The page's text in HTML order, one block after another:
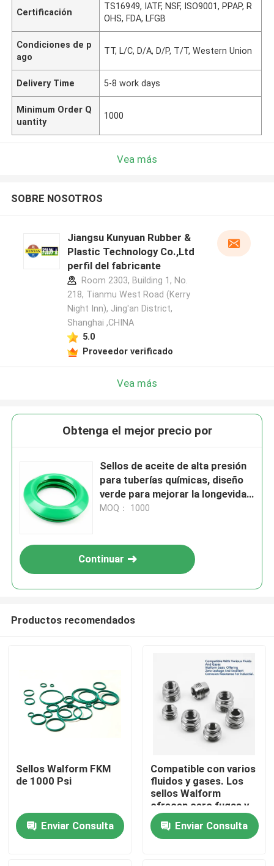
Inicio
Productos
Certificación
TS16949, IATF, NSF, ISO9001, PPAP, R
OHS, FDA, LFGB
Condiciones de p
ago
TT, L/C, D/A, D/P, T/T, Western Union
Delivery Time 5-8 work days
Minimum Order Q
uantity
1000
Vea más
SOBRE NOSOTROS
Jiangsu Kunyuan Rubber &
Plastic Technology Co.,Ltd
perfil del fabricante
Room 2303, Building 1, No.
218, Tianmu West Road (Kerry
Night Inn), Jing'an District,
Shanghai ,CHINA
5.0
Proveedor verificado
Vea más
Obtenga el mejor precio por
Sellos de aceite de alta presión
para tuberías químicas, diseño
verde para mejorar la longevidad
del equipo y reducir la
MOQ： 1000
Continuar
Productos recomendados
Sellos Walform FKM
de 1000 Psi
Enviar Consulta
Compatible con varios
fluidos y gases. Los
sellos Walform
ofrecen cero fugas y
una excelente
resistencia a la
corrosión para
Enviar Consulta